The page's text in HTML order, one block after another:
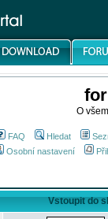
O
FAQ Hledat
Osobní nastavení
Vstoupit do